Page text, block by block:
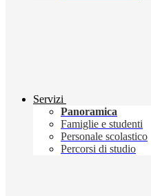
Servizi
Panoramica
Famiglie e studenti
Personale scolastico
Percorsi di studio